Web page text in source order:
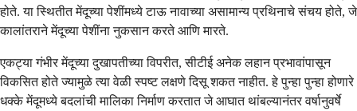
होते. या स्थितीत मेंदूच्या पेशींमध्ये टाऊ नावाच्या असामान्य प्रथिनाचे संचय होते, जे
कालांतराने मेंदूच्या पेशींना नुकसान करते आणि मारते.
एकट्या गंभीर मेंदूच्या दुखापतीच्या विपरीत, सीटीई अनेक लहान प्रभावांपासून
विकसित होते ज्यामुळे त्या वेळी स्पष्ट लक्षणे दिसू शकत नाहीत. हे पुन्हा पुन्हा होणारे
धक्के मेंदूमध्ये बदलांची मालिका निर्माण करतात जे आघात थांबल्यानंतर वर्षानुवर्षे